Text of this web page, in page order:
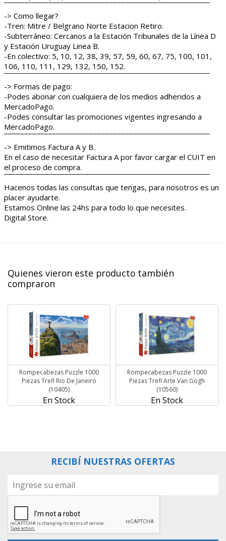
¯¯¯¯¯¯¯¯¯¯¯¯¯¯¯¯¯¯¯¯¯¯¯¯¯¯¯¯¯¯¯¯¯¯¯¯¯¯¯¯¯¯¯¯¯¯¯¯¯¯¯
-> Como llegar?
-Tren: Mitre / Belgrano Norte Estacion Retiro.
-Subterráneo: Cercanos a la Estación Tribunales de la Línea D
y Estación Uruguay Linea B.
-En colectivo: 5, 10, 12, 38, 39, 57, 59, 60, 67, 75, 100, 101,
106, 110, 111, 129, 132, 150, 152.
¯¯¯¯¯¯¯¯¯¯¯¯¯¯¯¯¯¯¯¯¯¯¯¯¯¯¯¯¯¯¯¯¯¯¯¯¯¯¯¯¯¯¯¯¯¯¯¯¯¯¯
-> Formas de pago:
-Podes abonar con cualquiera de los medios adheridos a
MercadoPago.
-Podes consultar las promociones vigentes ingresando a
MercadoPago.
¯¯¯¯¯¯¯¯¯¯¯¯¯¯¯¯¯¯¯¯¯¯¯¯¯¯¯¯¯¯¯¯¯¯¯¯¯¯¯¯¯¯¯¯¯¯¯¯¯¯¯
-> Emitimos Factura A y B.
En el caso de necesitar Factura A por favor cargar el CUIT en
el proceso de compra.
¯¯¯¯¯¯¯¯¯¯¯¯¯¯¯¯¯¯¯¯¯¯¯¯¯¯¯¯¯¯¯¯¯¯¯¯¯¯¯¯¯¯¯¯¯¯¯¯¯¯¯
Hacenos todas las consultas que tengas, para nosotros es un
placer ayudarte.
Estamos Online las 24hs para todo lo que necesites.
Digital Store.
Quienes vieron este producto también
compraron
Rompecabezas Puzzle 1000
Piezas Trefl Rio De Janeiro
(10405)
En Stock
Rompecabezas Puzzle 1000
Piezas Trefl Arte Van Gogh
(10560)
En Stock
RECIBÍ NUESTRAS OFERTAS